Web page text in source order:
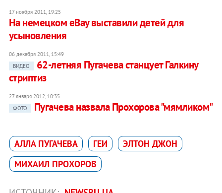
17 ноября 2011, 19:25
На немецком eBay выставили детей для
усыновления
06 декабря 2011, 15:49
ВИДЕО
62-летняя Пугачева станцует Галкину
стриптиз
27 января 2012, 10:35
ФОТО
Пугачева назвала Прохорова "мямликом"
АЛЛА ПУГАЧЕВА ГЕИ
ЭЛТОН ДЖОН
МИХАИЛ ПРОХОРОВ